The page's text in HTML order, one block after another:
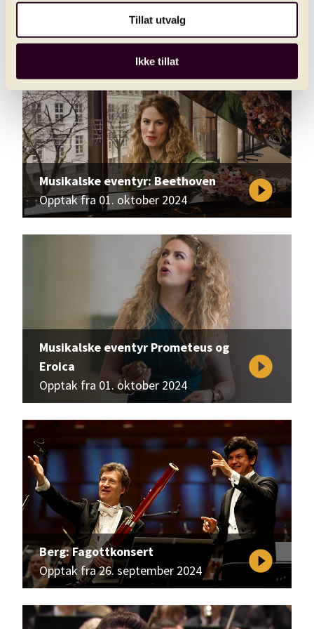
Tillat utvalg
Ikke tillat
Opptak fra 30. januar 2025
Musikalske eventyr: Beethoven
Opptak fra 01. oktober 2024
play_circle_filled
Musikalske eventyr Prometeus og
Eroica
Opptak fra 01. oktober 2024
play_circle_filled
Berg: Fagottkonsert
Opptak fra 26. september 2024
play_circle_filled